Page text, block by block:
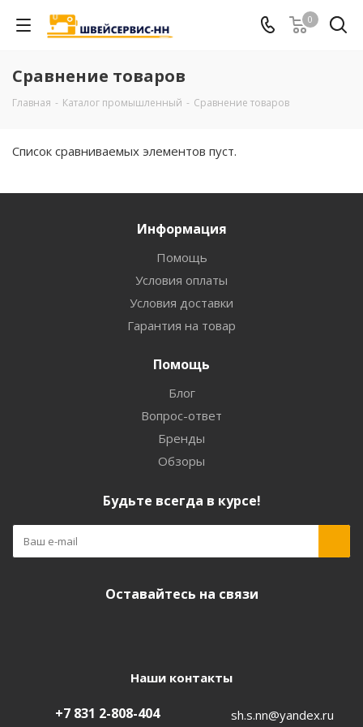
0
Сравнение товаров
Главная - Каталог промышленный - Сравнение товаров
Список сравниваемых элементов пуст.
Информация
Помощь
Условия оплаты
Условия доставки
Гарантия на товар
Помощь
Блог
Вопрос-ответ
Бренды
Обзоры
Будьте всегда в курсе!
Оставайтесь на связи
Наши контакты
+7 831 2-808-404 sh.s.nn@yandex.ru